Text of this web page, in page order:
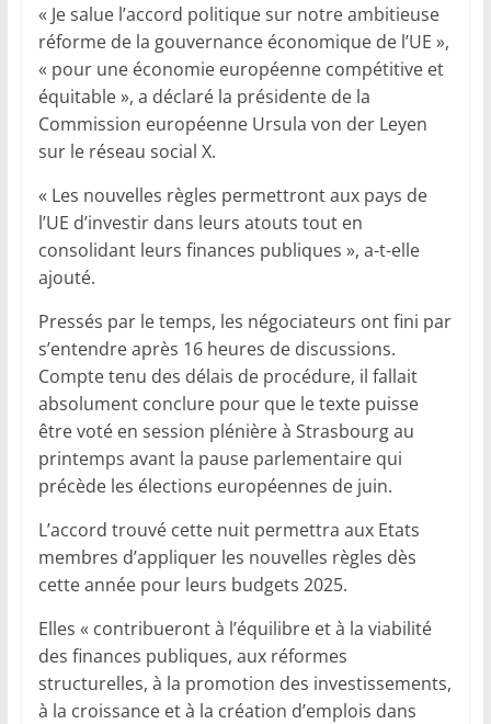
« Je salue l’accord politique sur notre ambitieuse
réforme de la gouvernance économique de l’UE »,
« pour une économie européenne compétitive et
équitable », a déclaré la présidente de la
Commission européenne Ursula von der Leyen
sur le réseau social X.
« Les nouvelles règles permettront aux pays de
l’UE d’investir dans leurs atouts tout en
consolidant leurs finances publiques », a-t-elle
ajouté.
Pressés par le temps, les négociateurs ont fini par
s’entendre après 16 heures de discussions.
Compte tenu des délais de procédure, il fallait
absolument conclure pour que le texte puisse
être voté en session plénière à Strasbourg au
printemps avant la pause parlementaire qui
précède les élections européennes de juin.
L’accord trouvé cette nuit permettra aux Etats
membres d’appliquer les nouvelles règles dès
cette année pour leurs budgets 2025.
Elles « contribueront à l’équilibre et à la viabilité
des finances publiques, aux réformes
structurelles, à la promotion des investissements,
à la croissance et à la création d’emplois dans